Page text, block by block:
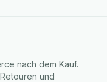
nach dem Kauf.
und